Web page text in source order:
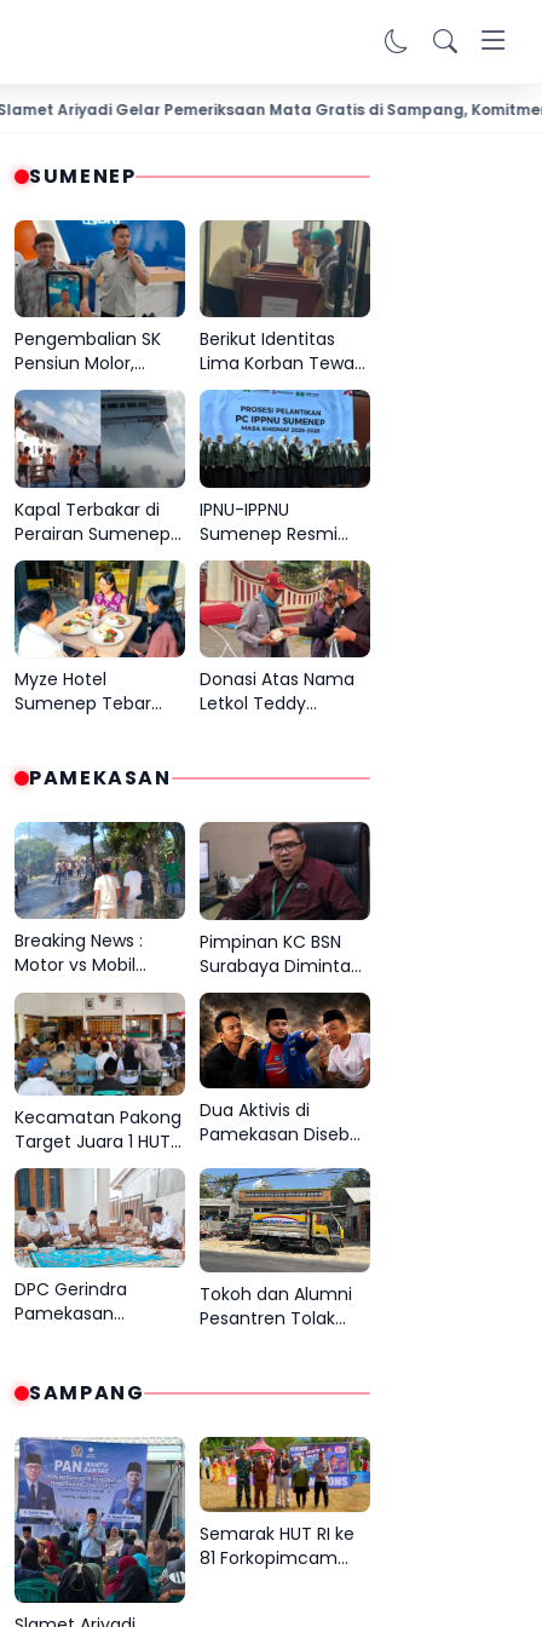
Gelar Pemeriksaan Mata Gratis di Sampang, Komitmen
SUMENEP
Pengembalian SK
Pensiun Molor,
Keluarga Abdul
Hamid Desak BRI
Sumenep Tepati
Komitmen
Berikut Identitas
Lima Korban Tewas
KM Mutiara Sentosa
2 Terungkap
Kapal Terbakar di
Perairan Sumenep,
Penumpang KM
Mutiara Sentosa 2
Terjun ke Laut
IPNU-IPPNU
Sumenep Resmi
Dilantik, Langsung
Teken Kerja Sama
Beasiswa dengan
Empat Kampus
Myze Hotel
Sumenep Tebar
Tamu Bisa Nikmati
dan Kuliner Spesial
Donasi Atas Nama
Letkol Teddy
PAMEKASAN
Breaking News :
Motor vs Mobil
Pengangkut
Tembakau, Korban
Meninggal Terbakar
Pimpinan KC BSN
Surabaya Diminta
Tak Bersembunyi di
Balik Dalih Aturan
Kecamatan Pakong
Target Juara 1 HUT
RI ke 81 Kabupaten
Pamekasan
Dua Aktivis di
Pamekasan Disebut
Gara Sentil H.Her
DPC Gerindra
Pamekasan
Prabowo Subianto
Tokoh dan Alumni
Pesantren Tolak
Panaan
SAMPANG
Semarak HUT RI ke
81 Forkopimcam